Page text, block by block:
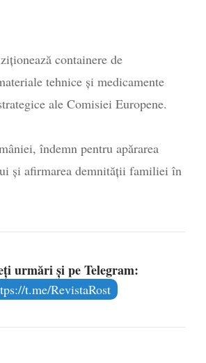
containere de
tehnice și medicamente
ale Comisiei Europene.
îndemn pentru apărarea
și afirmarea demnității familiei în
urmări și pe Telegram:
t.me/RevistaRost